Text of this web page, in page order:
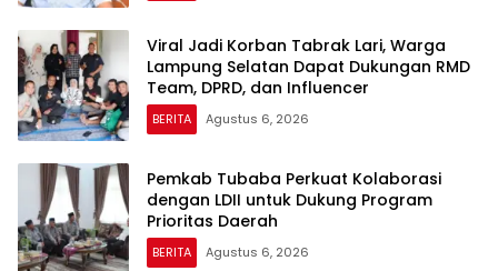
Viral Jadi Korban Tabrak Lari, Warga
Lampung Selatan Dapat Dukungan RMD
Team, DPRD, dan Influencer
BERITA Agustus 6, 2026
Pemkab Tubaba Perkuat Kolaborasi
dengan LDII untuk Dukung Program
Prioritas Daerah
BERITA Agustus 6, 2026